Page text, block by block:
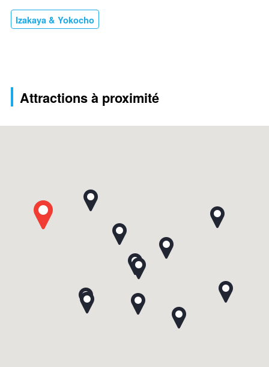
Izakaya & Yokocho
Attractions à proximité